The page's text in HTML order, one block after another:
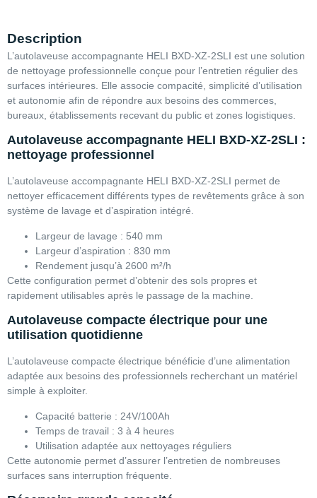
Description
L’autolaveuse accompagnante HELI BXD-XZ-2SLI est une solution
de nettoyage professionnelle conçue pour l’entretien régulier des
surfaces intérieures. Elle associe compacité, simplicité d’utilisation
et autonomie afin de répondre aux besoins des commerces,
bureaux, établissements recevant du public et zones logistiques.
Autolaveuse accompagnante HELI BXD-XZ-2SLI :
nettoyage professionnel
L’autolaveuse accompagnante HELI BXD-XZ-2SLI permet de
nettoyer efficacement différents types de revêtements grâce à son
système de lavage et d’aspiration intégré.
Largeur de lavage : 540 mm
Largeur d’aspiration : 830 mm
Rendement jusqu’à 2600 m²/h
Cette configuration permet d’obtenir des sols propres et
rapidement utilisables après le passage de la machine.
Autolaveuse compacte électrique pour une
utilisation quotidienne
L’autolaveuse compacte électrique bénéficie d’une alimentation
adaptée aux besoins des professionnels recherchant un matériel
simple à exploiter.
Capacité batterie : 24V/100Ah
Temps de travail : 3 à 4 heures
Utilisation adaptée aux nettoyages réguliers
Cette autonomie permet d’assurer l’entretien de nombreuses
surfaces sans interruption fréquente.